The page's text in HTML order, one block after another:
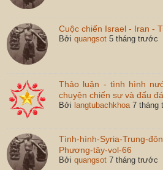
Cuộc chiến Israel - Iran -
Bởiquangsot 5 tháng trước
Thảo luận - tình hình
chuyện chiến sự và đấu
Bởi langtubachkhoa 7 tháng
Tình-hình-Syria-Trung-
Phương-tây-vol-66
Bởiquangsot 7 tháng trước